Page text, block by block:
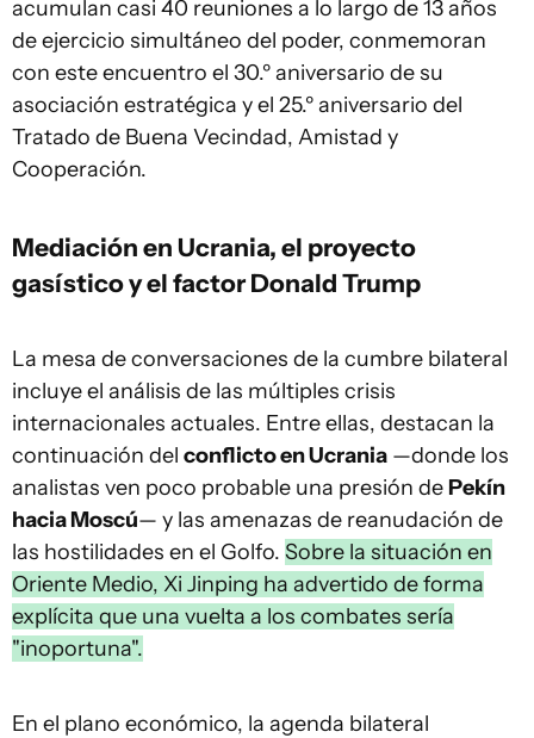
acumulan casi 40 reuniones a lo largo de 13 años
de ejercicio simultáneo del poder, conmemoran
con este encuentro el 30.º aniversario de su
asociación estratégica y el 25.º aniversario del
Tratado de Buena Vecindad, Amistad y
Cooperación.
Mediación en Ucrania, el proyecto
gasístico y el factor Donald Trump
La mesa de conversaciones de la cumbre bilateral
incluye el análisis de las múltiples crisis
internacionales actuales. Entre ellas, destacan la
continuación del conflicto en Ucrania —donde los
analistas ven poco probable una presión de Pekín
hacia Moscú— y las amenazas de reanudación de
las hostilidades en el Golfo. Sobre la situación en
Oriente Medio, Xi Jinping ha advertido de forma
explícita que una vuelta a los combates sería
"inoportuna".
En el plano económico, la agenda bilateral